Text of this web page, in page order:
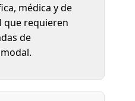
médica y de
que requieren
de